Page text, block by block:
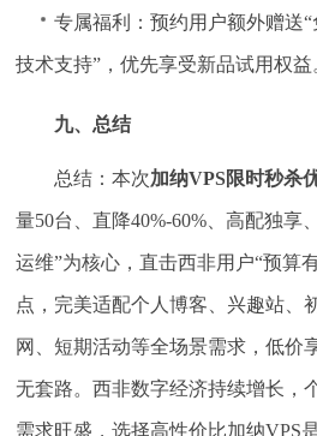
专属福利：预约用户额外赠送
技术支持”，优先享受新品试用权益
九、总结
总结：本次加纳VPS限时秒杀
量50台、直降40%-60%、高配独享
运维”为核心，直击西非用户“预算
点，完美适配个人博客、兴趣站、
网、短期活动等全场景需求，低价
无套路。西非数字经济持续增长，
需求旺盛，选择高性价比加纳VPS